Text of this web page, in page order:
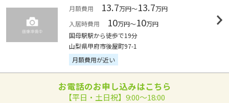
月額費用 13.7万円～13.7万円
入居時費用
10万円～10万円
国母駅駅から徒歩で19分
山梨県甲府市後屋町97-1
月額費用が近い
お電話のお申し込みはこちら
【平日・土日祝】9:00～18:00